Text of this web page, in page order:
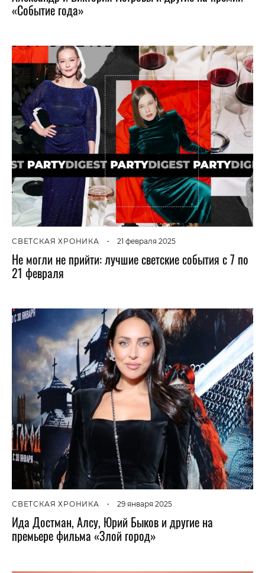
«Событие года»
СВЕТСКАЯ ХРОНИКА • 21 февраля 2025
Не могли не прийти: лучшие светские события с 7 по
21 февраля
СВЕТСКАЯ ХРОНИКА • 29 января 2025
Ида Достман, Алсу, Юрий Быков и другие на
премьере фильма «Злой город»